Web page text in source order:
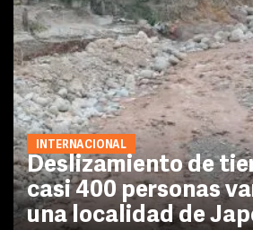
INTERNACIONAL
Deslizamiento de
casi 400 personas
una localidad de